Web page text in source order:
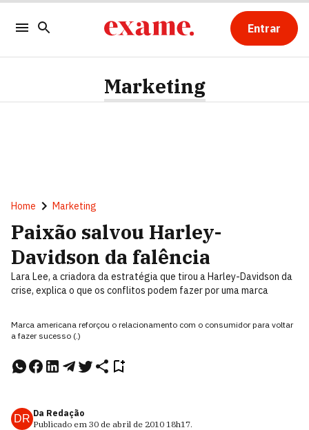
Entrar
Marketing
Home Marketing
Paixão salvou Harley-
Davidson da falência
Lara Lee, a criadora da estratégia que tirou a Harley-Davidson da
crise, explica o que os conflitos podem fazer por uma marca
Marca americana reforçou o relacionamento com o consumidor para voltar
a fazer sucesso (.)
DR Da Redação
Publicado em 30 de abril de 2010 18h17.